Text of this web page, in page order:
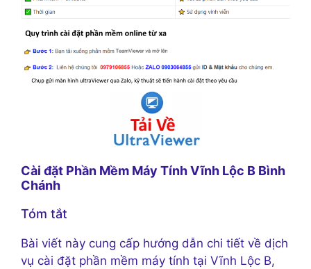
Cài đặt Phần Mềm Máy Tính Vĩnh Lộc B Bình
Chánh
Tóm tắt
Bài viết này cung cấp hướng dẫn chi tiết về dịch
vụ cài đặt phần mềm máy tính tại Vĩnh Lộc B,